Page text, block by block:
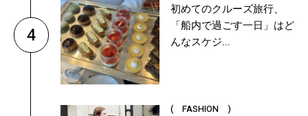
4
初めてのクルーズ旅行、
「船内で過ごす一日」はど
んなスケジ...
( FASHION )